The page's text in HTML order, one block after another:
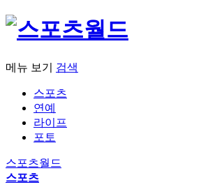
메뉴 보기 검색
스포츠
연예
라이프
포토
스포츠월드
스포츠